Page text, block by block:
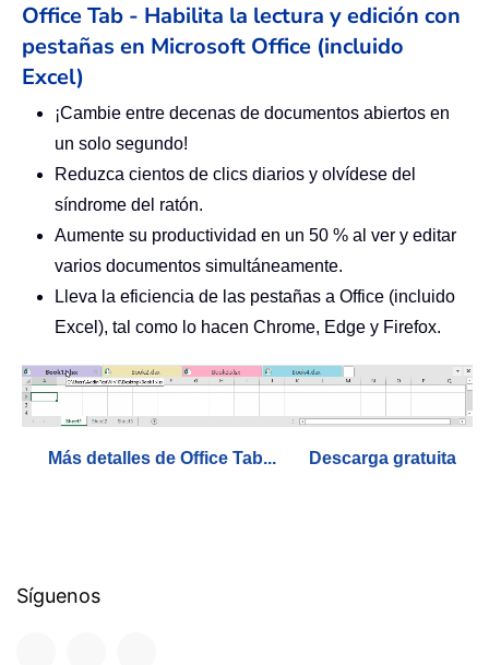
Office Tab - Habilita la lectura y edición con
pestañas en Microsoft Office (incluido
Excel)
¡Cambie entre decenas de documentos abiertos en
un solo segundo!
Reduzca cientos de clics diarios y olvídese del
síndrome del ratón.
Aumente su productividad en un 50 % al ver y editar
varios documentos simultáneamente.
Lleva la eficiencia de las pestañas a Office (incluido
Excel), tal como lo hacen Chrome, Edge y Firefox.
Más detalles de Office Tab... Descarga gratuita
Síguenos